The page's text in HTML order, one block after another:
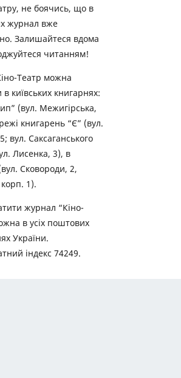
не боячись, що в
журнал вже
Залишайтеся вдома
читанням!
Театр можна
київських книгарнях:
(вул. Межигірська,
книгарень “Є” (вул.
вул. Саксаганського
Лисенка, 3), в
Сковороди, 2,
1).
журнал “Кіно-
в усіх поштових
України.
індекс 74249.